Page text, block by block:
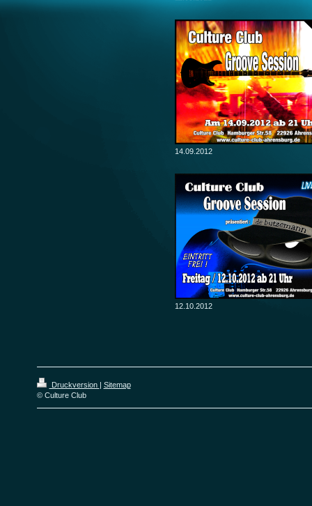
14.09.2012
12.10.2012
Druckversion | Sitemap
© Culture Club